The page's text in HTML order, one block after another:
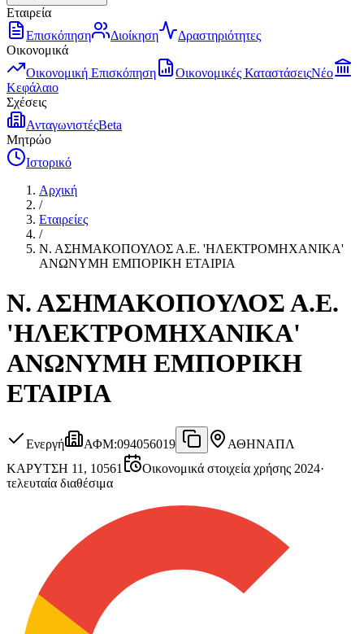
Εταιρεία
Επισκόπηση
Διοίκηση
Δραστηριότητες
Οικονομικά
Οικονομική Επισκόπηση
Οικονομικές ΚαταστάσειςΝέο
Κεφάλαιο
Σχέσεις
ΑνταγωνιστέςBeta
Μητρώο
Ιστορικό
Αρχική
/
Εταιρείες
/
Ν. ΑΣΗΜΑΚΟΠΟΥΛΟΣ Α.Ε. 'ΗΛΕΚΤΡΟΜΗΧΑΝΙΚΑ'
ΑΝΩΝΥΜΗ ΕΜΠΟΡΙΚΗ ΕΤΑΙΡΙΑ
Ν. ΑΣΗΜΑΚΟΠΟΥΛΟΣ Α.Ε.
'ΗΛΕΚΤΡΟΜΗΧΑΝΙΚΑ'
ΑΝΩΝΥΜΗ ΕΜΠΟΡΙΚΗ
ΕΤΑΙΡΙΑ
Ενεργή ΑΦΜ:094056019 ΑΘΗΝΑΠΛ
ΚΑΡΥΤΣΗ 11, 10561
Οικονομικά στοιχεία χρήσης 2024·
τελευταία διαθέσιμα